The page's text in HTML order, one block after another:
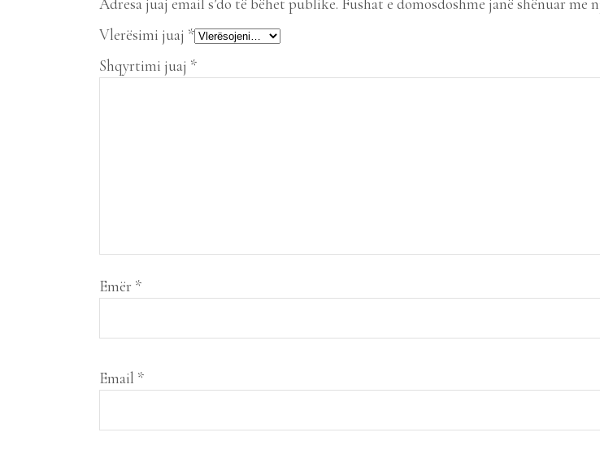
Vlerësimi juaj *
Shqyrtimi juaj *
Emër *
Email *